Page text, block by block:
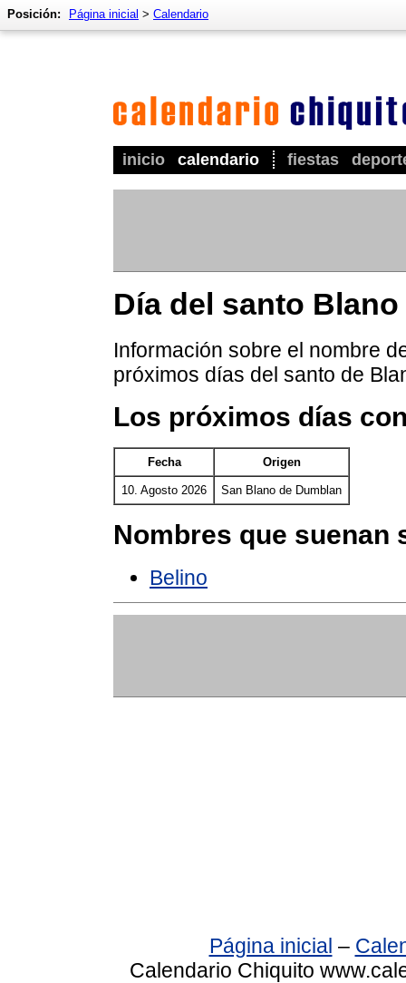
inicio calendario fiestas
Posición: Página inicial > Calendario
Día del santo Blano
Información sobre el nombre
próximos días del santo de
Los próximos días
Fecha Origen
10. Agosto 2026 San Blano de Dumblan
Nombres que suenan
Belino
Página inicial –
Calendario Chiquito